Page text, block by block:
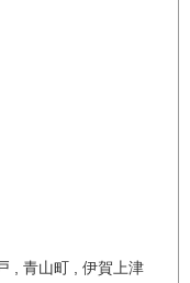
, 青山町 , 伊賀上津